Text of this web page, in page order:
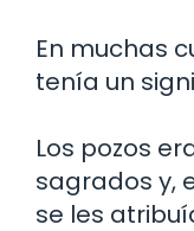
En muchas
tenía un
Los pozos
sagrados y,
se les